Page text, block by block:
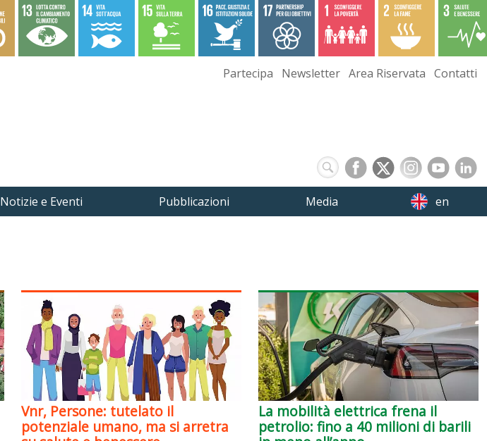
Partecipa Newsletter Area Riservata Contatti
Notizie e Eventi Pubblicazioni Media en
Vnr, Persone: tutelato il
potenziale umano, ma si arretra
La mobilità elettrica frena il
petrolio: fino a 40 milioni di barili